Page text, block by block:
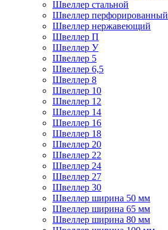
Швеллер стальной
Швеллер перфорированный
Швеллер нержавеющий
Швеллер П
Швеллер У
Швеллер 5
Швеллер 6,5
Швеллер 8
Швеллер 10
Швеллер 12
Швеллер 14
Швеллер 16
Швеллер 18
Швеллер 20
Швеллер 22
Швеллер 24
Швеллер 27
Швеллер 30
Швеллер ширина 50 мм
Швеллер ширина 65 мм
Швеллер ширина 80 мм